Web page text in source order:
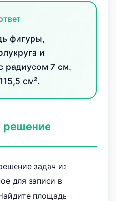
фигуры,
и
радиусом 7 см.
см².
решение
задач из
для записи в
площадь